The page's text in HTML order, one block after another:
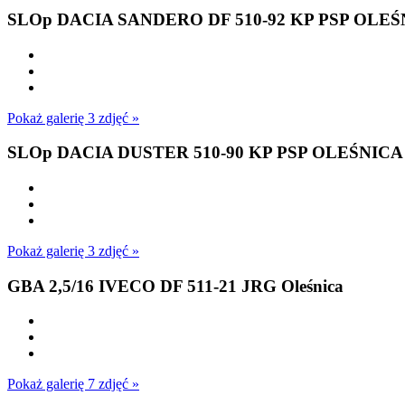
SLOp DACIA SANDERO DF 510-92 KP PSP
Pokaż galerię 3 zdjęć »
SLOp DACIA DUSTER 510-90 KP PSP OLEŚNICA
Pokaż galerię 3 zdjęć »
GBA 2,5/16 IVECO DF 511-21 JRG Oleśnica
Pokaż galerię 7 zdjęć »